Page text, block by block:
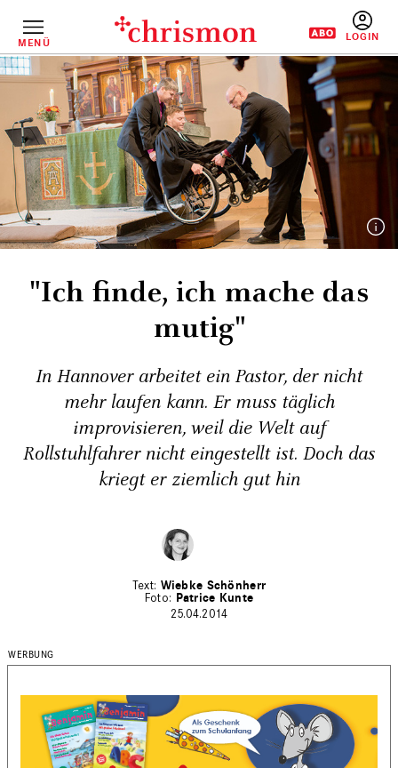
InhaltMENÜ
"Ich finde, ich mache das
mutig"
In Hannover arbeitet ein Pastor, der nicht
mehr laufen kann. Er muss täglich
improvisieren, weil die Welt auf
Rollstuhlfahrer nicht eingestellt ist. Doch das
kriegt er ziemlich gut hin
Wiebke Schönherr
Patrice Kunte
25.04.2014